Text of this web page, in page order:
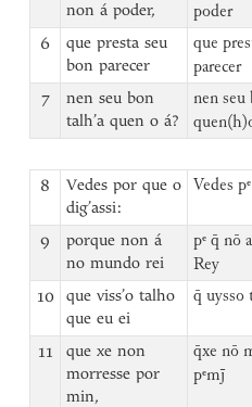
non á poder,
poder
6
que presta seu
bon parecer
que
parecer
7
nen seu bon
talh’a quen o á?
nen seu
8
Vedes por que o
dig’assi:
Vedes
9
porque non á
no mundo rei
pᵉ q̄ nō
Rey
10
que viss’o talho
que eu ei
q̄ uysso
11
que xe non
morresse por
min,
q̄xe nō
pᵉm